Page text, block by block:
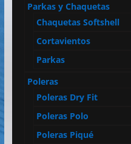
Parkas y Chaquetas
Chaquetas Softshell
Cortavientos
Parkas
Poleras
Poleras Dry Fit
Poleras Polo
Poleras Piqué